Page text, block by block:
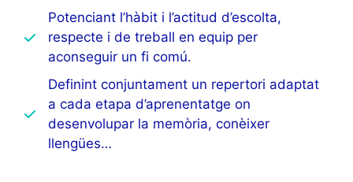
Potenciant l’hàbit i l’actitud d’escolta,
respecte i de treball en equip per
aconseguir un fi comú.
Definint conjuntament un repertori adaptat
a cada etapa d’aprenentatge on
desenvolupar la memòria, conèixer
llengües…